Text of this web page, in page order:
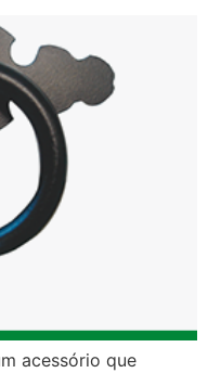
acessório que